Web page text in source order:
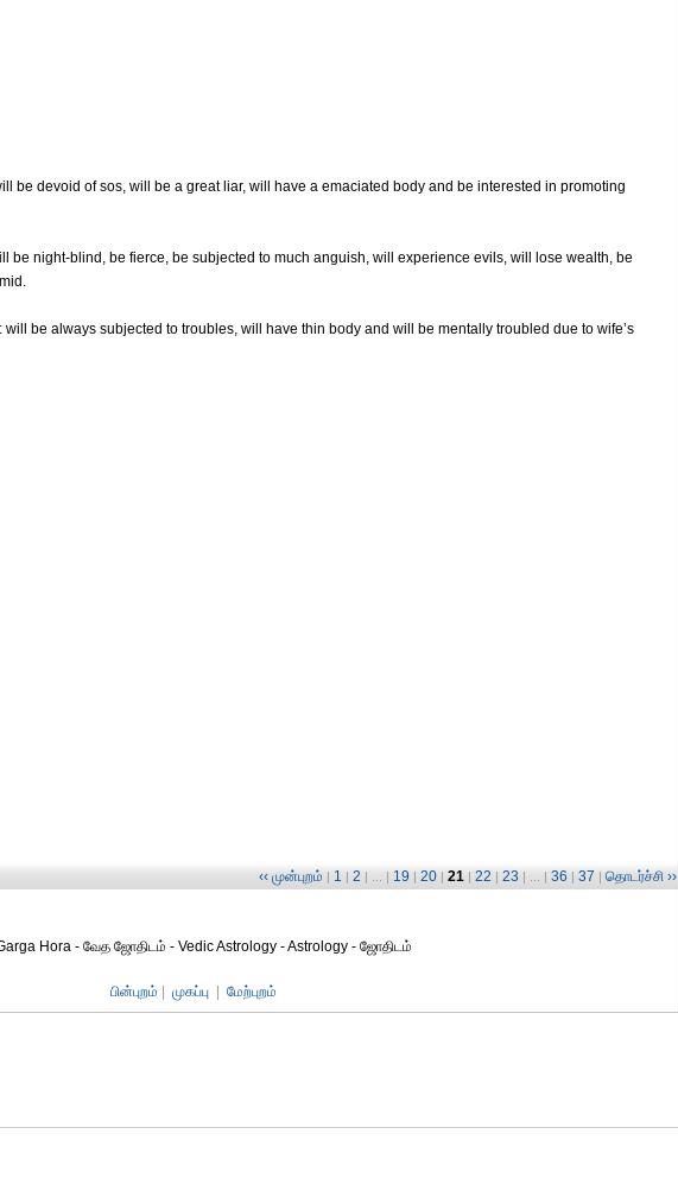
be devoid of sos, will be a great liar, will have a emaciated body and be interested in promoting
be night-blind, be fierce, be subjected to much anguish, will experience evils, will lose wealth, be
be always subjected to troubles, will have thin body and will be mentally troubled due to wife’s
‹‹ முன்புறம் | 1 | 2 | ... | 19 | 20 | 21 | 22 | 23 | ... | 36 | 37 | தொடர்ச்சி ››
Hora - வேத ஜோதிடம் - Vedic Astrology - Astrology - ஜோதிடம்
பின்புறம் முகப்பு மேற்புறம்